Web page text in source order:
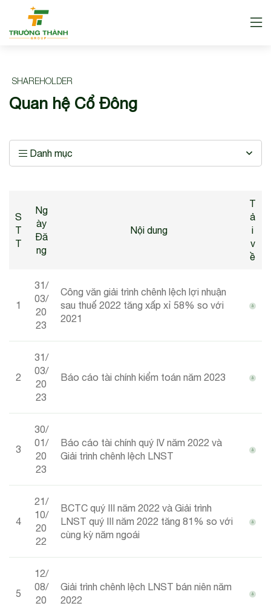
SHAREHOLDER
Quan hệ Cổ Đông
Danh mục
S
T
T
Ng
ày
Đă
ng
Nội dung
T
ả
i
v
ề
1
31/
03/
20
23
Công văn giải trình chênh lệch lợi nhuận
sau thuế 2022 tăng xấp xỉ 58% so với
2021
2
31/
03/
20
23
Báo cáo tài chính kiểm toán năm 2023
3
30/
01/
20
23
Báo cáo tài chính quý IV năm 2022 và
Giải trình chênh lệch LNST
4
21/
10/
20
22
BCTC quý III năm 2022 và Giải trình
LNST quý III năm 2022 tăng 81% so với
cùng kỳ năm ngoái
5
12/
08/
20
Giải trình chênh lệch LNST bán niên năm
2022